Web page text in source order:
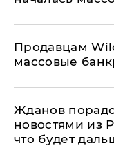
Продавцам
массовые
Жданов
новостями из
что будет